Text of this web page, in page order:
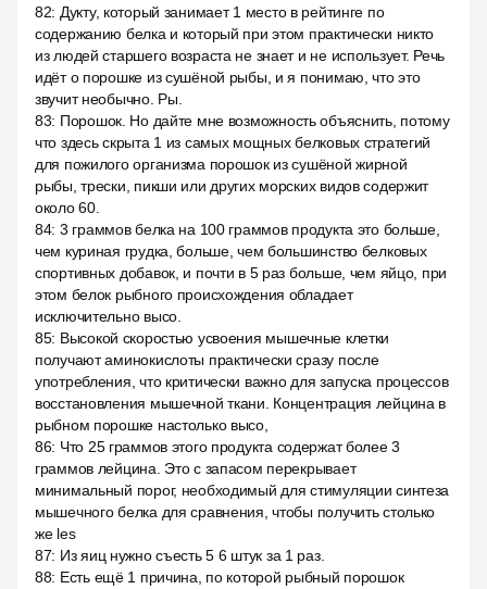
82: Дукту, который занимает 1 место в рейтинге по
содержанию белка и который при этом практически никто
из людей старшего возраста не знает и не использует. Речь
идёт о порошке из сушёной рыбы, и я понимаю, что это
звучит необычно. Ры.
83: Порошок. Но дайте мне возможность объяснить, потому
что здесь скрыта 1 из самых мощных белковых стратегий
для пожилого организма порошок из сушёной жирной
рыбы, трески, пикши или других морских видов содержит
около 60.
84: 3 граммов белка на 100 граммов продукта это больше,
чем куриная грудка, больше, чем большинство белковых
спортивных добавок, и почти в 5 раз больше, чем яйцо, при
этом белок рыбного происхождения обладает
исключительно высо.
85: Высокой скоростью усвоения мышечные клетки
получают аминокислоты практически сразу после
употребления, что критически важно для запуска процессов
восстановления мышечной ткани. Концентрация лейцина в
рыбном порошке настолько высо,
86: Что 25 граммов этого продукта содержат более 3
граммов лейцина. Это с запасом перекрывает
минимальный порог, необходимый для стимуляции синтеза
мышечного белка для сравнения, чтобы получить столько
же les
87: Из яиц нужно съесть 5 6 штук за 1 раз.
88: Есть ещё 1 причина, по которой рыбный порошок